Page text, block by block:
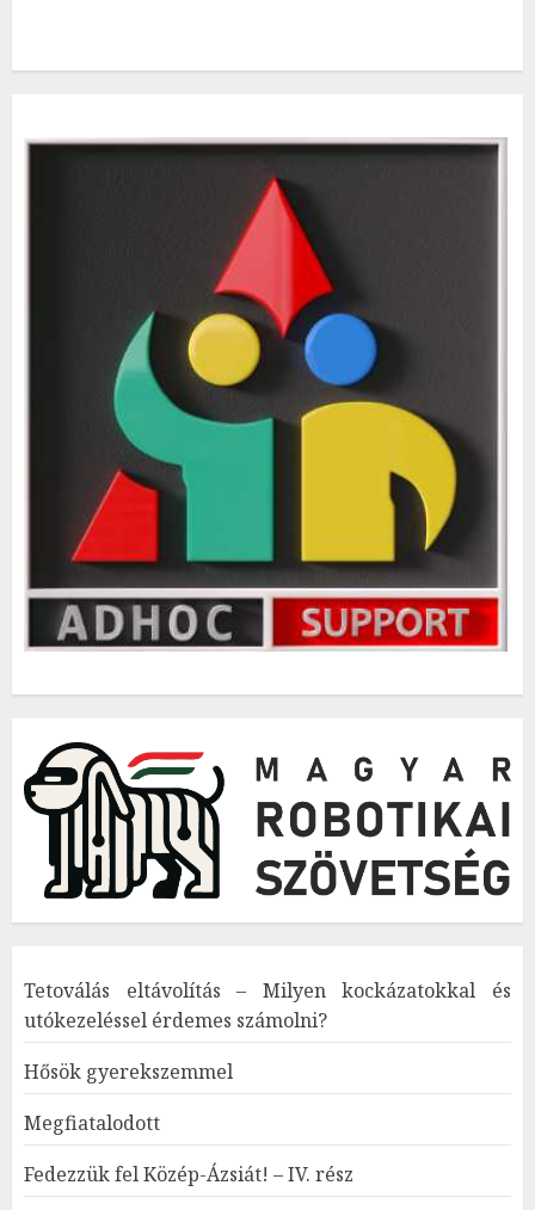
Tetoválás eltávolítás – Milyen kockázatokkal és
utókezeléssel érdemes számolni?
Hősök gyerekszemmel
Megfiatalodott
Fedezzük fel Közép-Ázsiát! – IV. rész